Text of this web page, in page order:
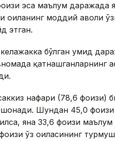
эса маълум даражада
оиланинг моддий аҳволи
этган.
бўлган умид
қатнашганларнинг
нафари (78,6 фоизи)
Шундан 45,0 фоизи
яна 33,6 фоизи
ўз оиласининг